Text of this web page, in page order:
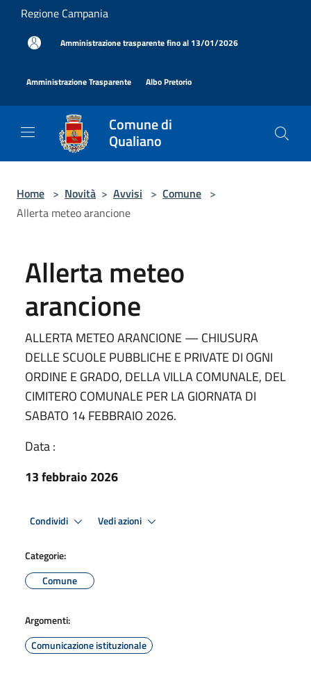
Salta al contenuto principale
Regione Campania
Amministrazione trasparente fino al 13/01/2026
Amministrazione Trasparente Albo Pretorio
Comune di
Qualiano
Home > Novità > Avvisi > Comune >
Allerta meteo arancione
Allerta meteo
arancione
ALLERTA METEO ARANCIONE — CHIUSURA
DELLE SCUOLE PUBBLICHE E PRIVATE DI OGNI
ORDINE E GRADO, DELLA VILLA COMUNALE, DEL
CIMITERO COMUNALE PER LA GIORNATA DI
SABATO 14 FEBBRAIO 2026.
Data :
13 febbraio 2026
Condividi Vedi azioni
Categorie:
Comune
Argomenti:
Comunicazione istituzionale